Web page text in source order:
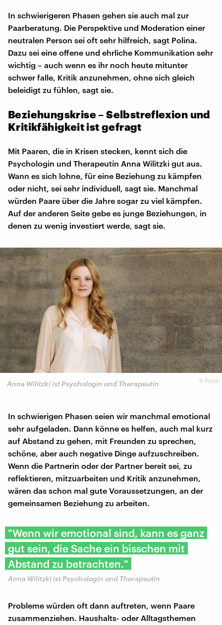
In schwierigeren Phasen gehen sie auch mal zur
Paarberatung. Die Perspektive und Moderation einer
neutralen Person sei oft sehr hilfreich, sagt Polina.
Dazu sei eine offene und ehrliche Kommunikation sehr
wichtig – auch wenn es ihr noch heute mitunter
schwer falle, Kritik anzunehmen, ohne sich gleich
beleidigt zu fühlen, sagt sie.
Beziehungskrise – Selbstreflexion und
Kritikfähigkeit ist gefragt
Mit Paaren, die in Krisen stecken, kennt sich die
Psychologin und Therapeutin Anna Wilitzki gut aus.
Wann es sich lohne, für eine Beziehung zu kämpfen
oder nicht, sei sehr individuell, sagt sie. Manchmal
würden Paare über die Jahre sogar zu viel kämpfen.
Auf der anderen Seite gebe es junge Beziehungen, in
denen zu wenig investiert werde, sagt sie.
© Privat
Anna Wilitzki ist Psychologin und Therapeutin
In schwierigen Phasen seien wir manchmal emotional
sehr aufgeladen. Dann könne es helfen, auch mal kurz
auf Abstand zu gehen, mit Freunden zu sprechen,
schöne, aber auch negative Dinge aufzuschreiben.
Wenn die Partnerin oder der Partner bereit sei, zu
reflektieren, mitzuarbeiten und Kritik anzunehmen,
wären das schon mal gute Voraussetzungen, an der
gemeinsamen Beziehung zu arbeiten.
"Wenn wir emotional sind, kann es ganz
gut sein, die Sache ein bisschen mit
Abstand zu betrachten."
Anna Wilitzki ist Psychologin und Therapeutin
Probleme würden oft dann auftreten, wenn Paare
zusammenziehen. Haushalts- oder Alltagsthemen